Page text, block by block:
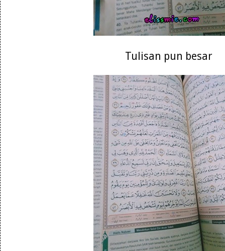
Tulisan pun besar